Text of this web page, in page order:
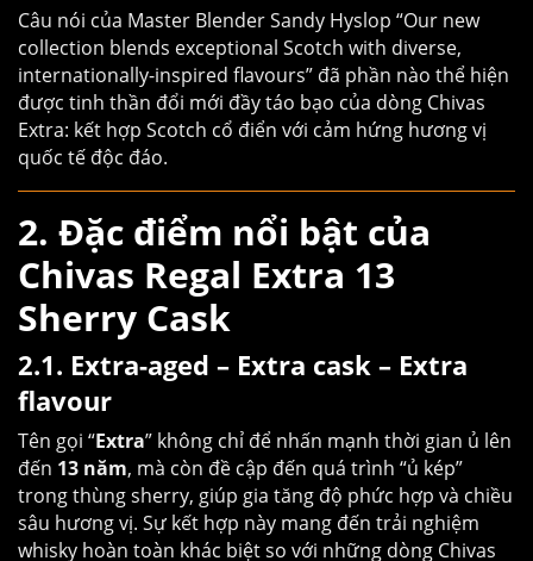
Câu nói của Master Blender Sandy Hyslop “Our new
collection blends exceptional Scotch with diverse,
internationally-inspired flavours” đã phần nào thể hiện
được tinh thần đổi mới đầy táo bạo của dòng Chivas
Extra: kết hợp Scotch cổ điển với cảm hứng hương vị
quốc tế độc đáo.
2. Đặc điểm nổi bật của
Chivas Regal Extra 13
Sherry Cask
2.1. Extra-aged – Extra cask – Extra
flavour
Tên gọi “Extra” không chỉ để nhấn mạnh thời gian ủ lên
đến 13 năm, mà còn đề cập đến quá trình “ủ kép”
trong thùng sherry, giúp gia tăng độ phức hợp và chiều
sâu hương vị. Sự kết hợp này mang đến trải nghiệm
whisky hoàn toàn khác biệt so với những dòng Chivas